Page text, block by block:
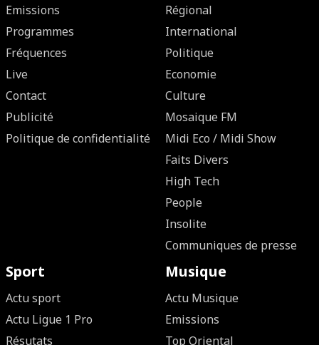
Emissions
Programmes
Fréquences
Live
Contact
Publicité
Politique de confidentialité
Régional
International
Politique
Economie
Culture
Mosaique FM
Midi Eco / Midi Show
Faits Divers
High Tech
People
Insolite
Communiques de presse
Sport
Actu sport
Actu Ligue 1 Pro
Résutats
Musique
Actu Musique
Emissions
Top Oriental